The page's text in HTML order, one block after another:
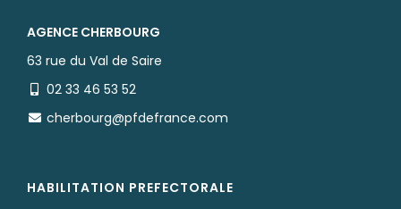
AGENCE CHERBOURG
63 rue du Val de Saire
02 33 46 53 52
cherbourg@pfdefrance.com
HABILITATION PREFECTORALE